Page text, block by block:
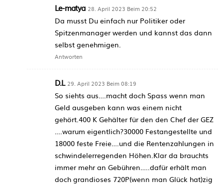
Le-matya 28. April 2023 Beim 20:52
Da musst Du einfach nur Politiker oder
Spitzenmanager werden und kannst das dann
selbst genehmigen.
Antworten
D.L 29. April 2023 Beim 08:19
So siehts aus….macht doch Spass wenn man
Geld ausgeben kann was einem nicht
gehört.400 K Gehälter für den den Chef der GEZ
….warum eigentlich?30000 Festangestellte und
18000 feste Freie….und die Rentenzahlungen in
schwindelerregenden Höhen.Klar da brauchts
immer mehr an Gebühren…..dafür erhält man
doch grandioses 720P(wenn man Glück hat)zig